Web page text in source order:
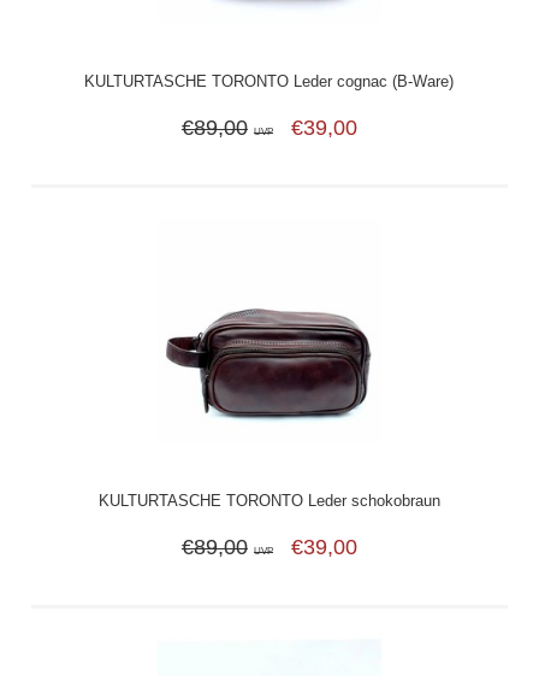
KULTURTASCHE TORONTO Leder cognac (B-Ware)
€89,00 UVP €39,00
KULTURTASCHE TORONTO Leder schokobraun
€89,00 UVP €39,00